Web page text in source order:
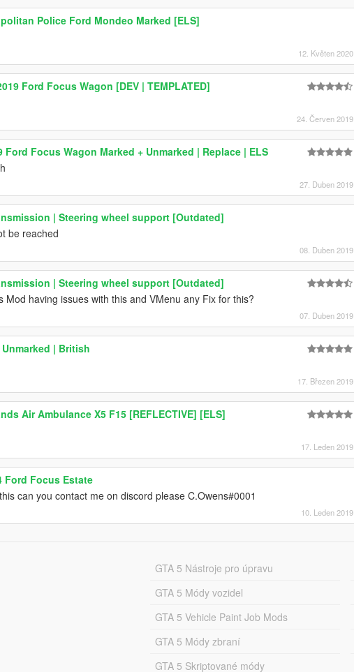
Police Ford Mondeo Marked [ELS]
12. Květen 2020
Ford Focus Wagon [DEV | TEMPLATED]
24. Červen 2019
Ford Focus Wagon Marked + Unmarked | Replace | ELS
27. Duben 2019
| Steering wheel support [Outdated]
be reached
08. Duben 2019
| Steering wheel support [Outdated]
Mod having issues with this and VMenu any Fix for this?
07. Duben 2019
Unmarked | British
17. Březen 2019
Air Ambulance X5 F15 [REFLECTIVE] [ELS]
17. Leden 2019
Ford Focus Estate
can you contact me on discord please C.Owens#0001
10. Leden 2019
GTA 5 Nástroje pro úpravu
GTA 5 Módy vozidel
GTA 5 Vehicle Paint Job Mods
GTA 5 Módy zbraní
GTA 5 Skriptované módy